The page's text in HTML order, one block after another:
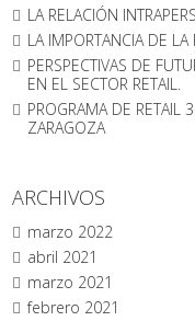
LA RELACIÓN
LA IMPORTANCIA DE
PERSPECTIVAS DE
EN EL SECTOR RETAIL.
PROGRAMA DE RETAIL
ZARAGOZA
ARCHIVOS
marzo 2022
abril 2021
marzo 2021
febrero 2021